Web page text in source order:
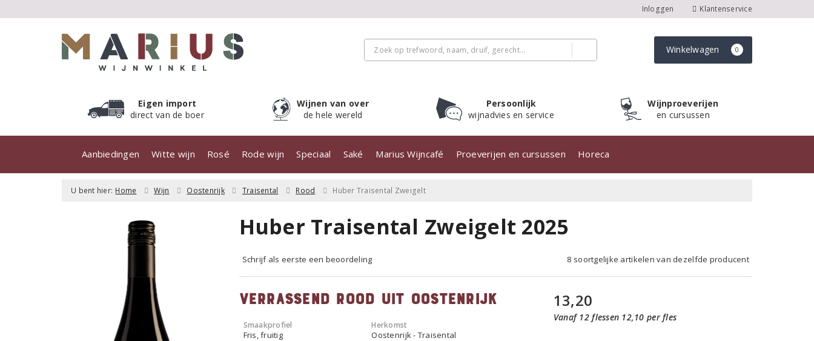
Inloggen Klantenservice
Winkelwagen 0
Eigen import
direct van de boer
Wijnen van over
de hele wereld
Persoonlijk
wijnadvies en service
Wijnproeverijen
en cursussen
Aanbiedingen Witte wijn Rosé Rode wijn Speciaal Saké Marius Wijncafé Proeverijen en cursussen Horeca
U bent hier: Home Wijn Oostenrijk Traisental Rood Huber Traisental Zweigelt
Huber Traisental Zweigelt 2025
Schrijf als eerste een beoordeling 8 soortgelijke artikelen van dezelfde producent
Verrassend rood uit Oostenrijk
Smaakprofiel
Fris, fruitig
Herkomst
Oostenrijk - Traisental
13,20
Vanaf 12 flessen 12,10 per fles